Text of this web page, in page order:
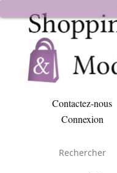
Contactez-nous
Connexion